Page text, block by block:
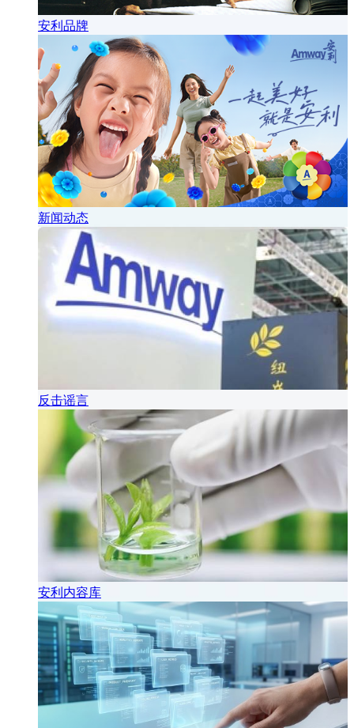
安利品牌
新闻动态
反击谣言
安利内容库